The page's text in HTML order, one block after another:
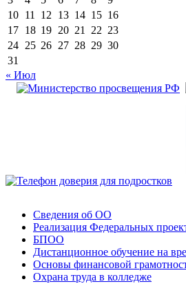
10 11 12 13 14 15 16
17 18 19 20 21 22 23
24 25 26 27 28 29 30
31
« Июл
Сведения об ОО
Реализация Федеральных
БПОО
Дистанционное обучение на
Основы финансовой
Охрана труда в колледже